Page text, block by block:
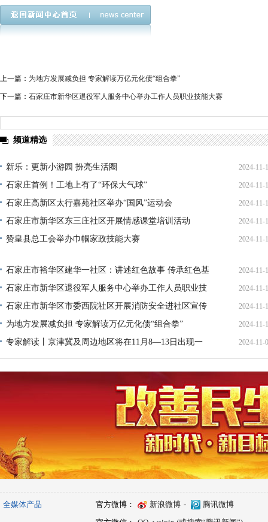
上一篇： 为地方发展减负担 专家解读万亿元化债“组合拳”
下一篇： 石家庄市新华区退役军人服务中心举办工作人员职业技能大赛
频道精选
新乐：更新小游园 扮亮生活圈 2024-11-
石家庄首例！工地上有了“环保大气球” 2024-11-
石家庄高新区太行嘉苑社区举办“国风”运动会 2024-11-
石家庄市新华区东三庄社区开展情感课堂培训活动 2024-11-
赞皇县总工会举办巾帼家政技能大赛 2024-11-
石家庄市裕华区建华一社区：讲述红色故事 传承红色基
因
2024-11-
石家庄市新华区退役军人服务中心举办工作人员职业技
能大赛
2024-11-
石家庄市新华区市委西院社区开展消防安全进社区宣传
活动
2024-11-
为地方发展减负担 专家解读万亿元化债“组合拳” 2024-11-
专家解读丨京津冀及周边地区将在11月8—13日出现一
次中至重度污染过程
2024-11-
全媒体产品 官方微博： 新浪微博 -
腾讯微博